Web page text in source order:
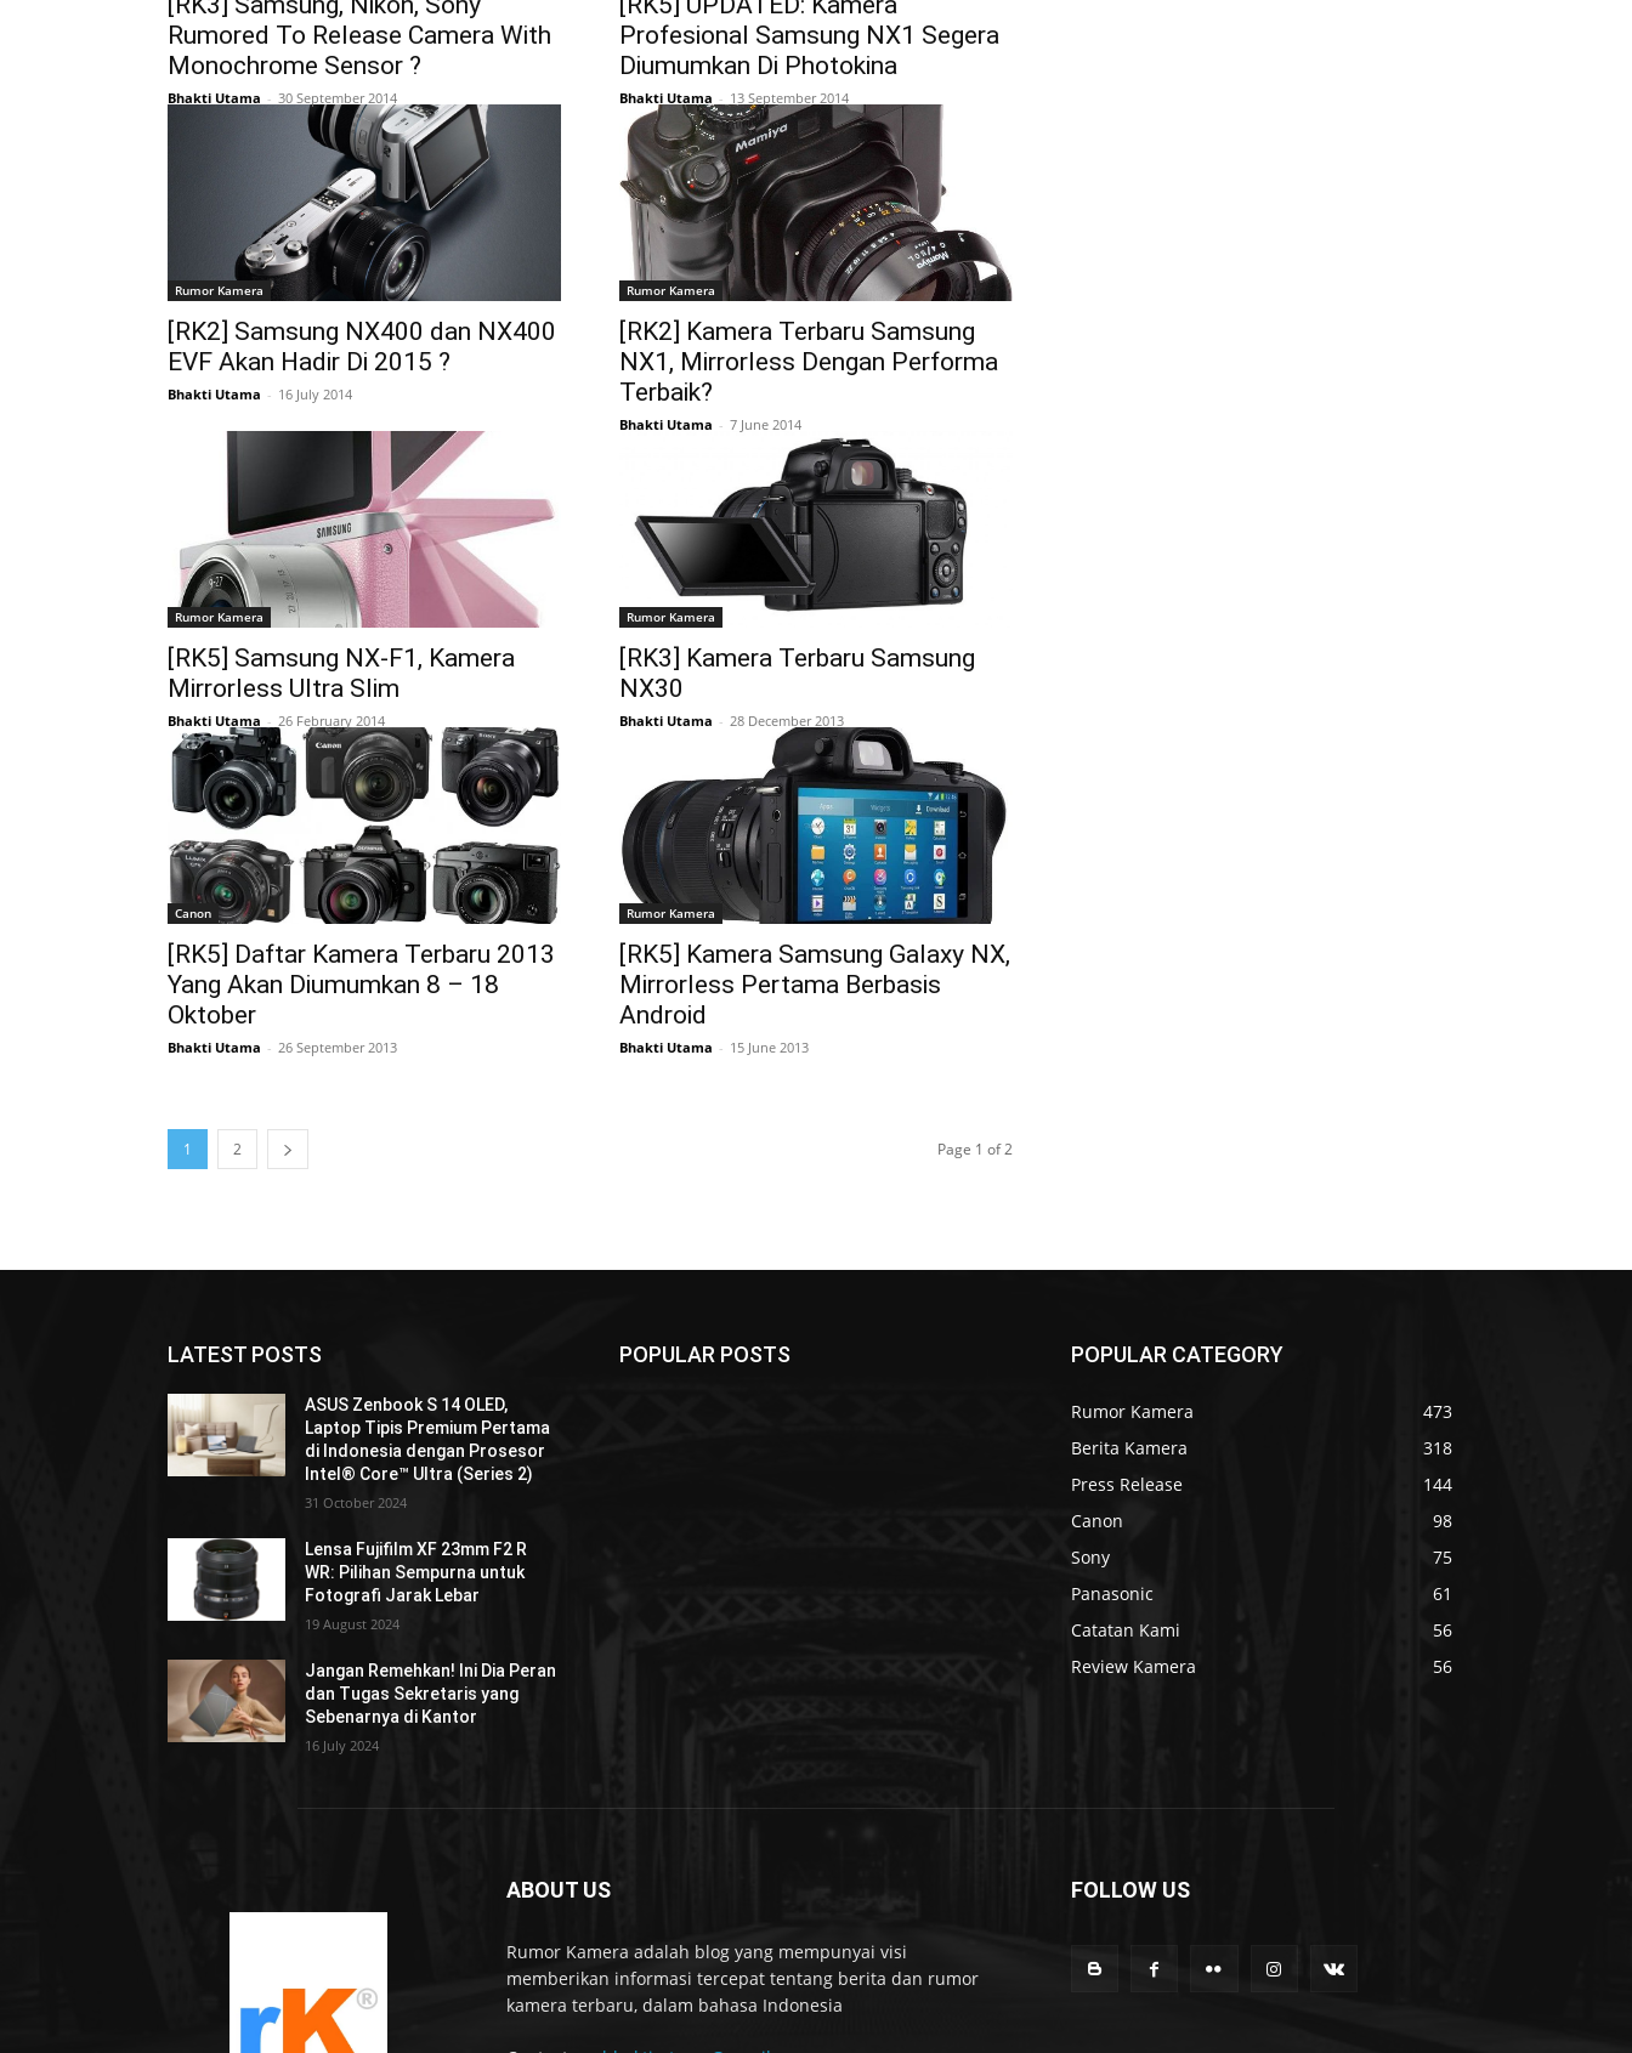
Rumored To Release Camera With
Monochrome Sensor ?
Bhakti Utama - 30 September 2014
Profesional Samsung NX1 Segera
Diumumkan Di Photokina
Bhakti Utama - 13 September 2014
Rumor Kamera
[RK2] Samsung NX400 dan NX400
EVF Akan Hadir Di 2015 ?
Bhakti Utama - 16 July 2014
Rumor Kamera
[RK2] Kamera Terbaru Samsung
NX1, Mirrorless Dengan Performa
Terbaik?
Bhakti Utama - 7 June 2014
Rumor Kamera
[RK5] Samsung NX-F1, Kamera
Mirrorless Ultra Slim
Bhakti Utama - 26 February 2014
Rumor Kamera
[RK3] Kamera Terbaru Samsung
NX30
Bhakti Utama - 28 December 2013
Canon
[RK5] Daftar Kamera Terbaru 2013
Yang Akan Diumumkan 8 – 18
Oktober
Bhakti Utama - 26 September 2013
Rumor Kamera
[RK5] Kamera Samsung Galaxy NX,
Mirrorless Pertama Berbasis
Android
Bhakti Utama - 15 June 2013
1 2 Page 1 of 2
LATEST POSTS
ASUS Zenbook S 14 OLED,
Laptop Tipis Premium Pertama
di Indonesia dengan Prosesor
Intel® Core™ Ultra (Series 2)
31 October 2024
Lensa Fujifilm XF 23mm F2 R
WR: Pilihan Sempurna untuk
Fotografi Jarak Lebar
19 August 2024
Jangan Remehkan! Ini Dia Peran
dan Tugas Sekretaris yang
Sebenarnya di Kantor
16 July 2024
POPULAR POSTS POPULAR CATEGORY
Rumor Kamera
473
Berita Kamera
318
Press Release
144
Canon
98
Sony
75
Panasonic
61
Catatan Kami
56
Review Kamera
56
ABOUT US
Rumor Kamera adalah blog yang mempunyai visi
memberikan informasi tercepat tentang berita dan rumor
kamera terbaru, dalam bahasa Indonesia
FOLLOW US